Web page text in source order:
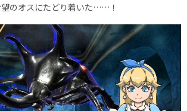
のオスにたどり着いた……！